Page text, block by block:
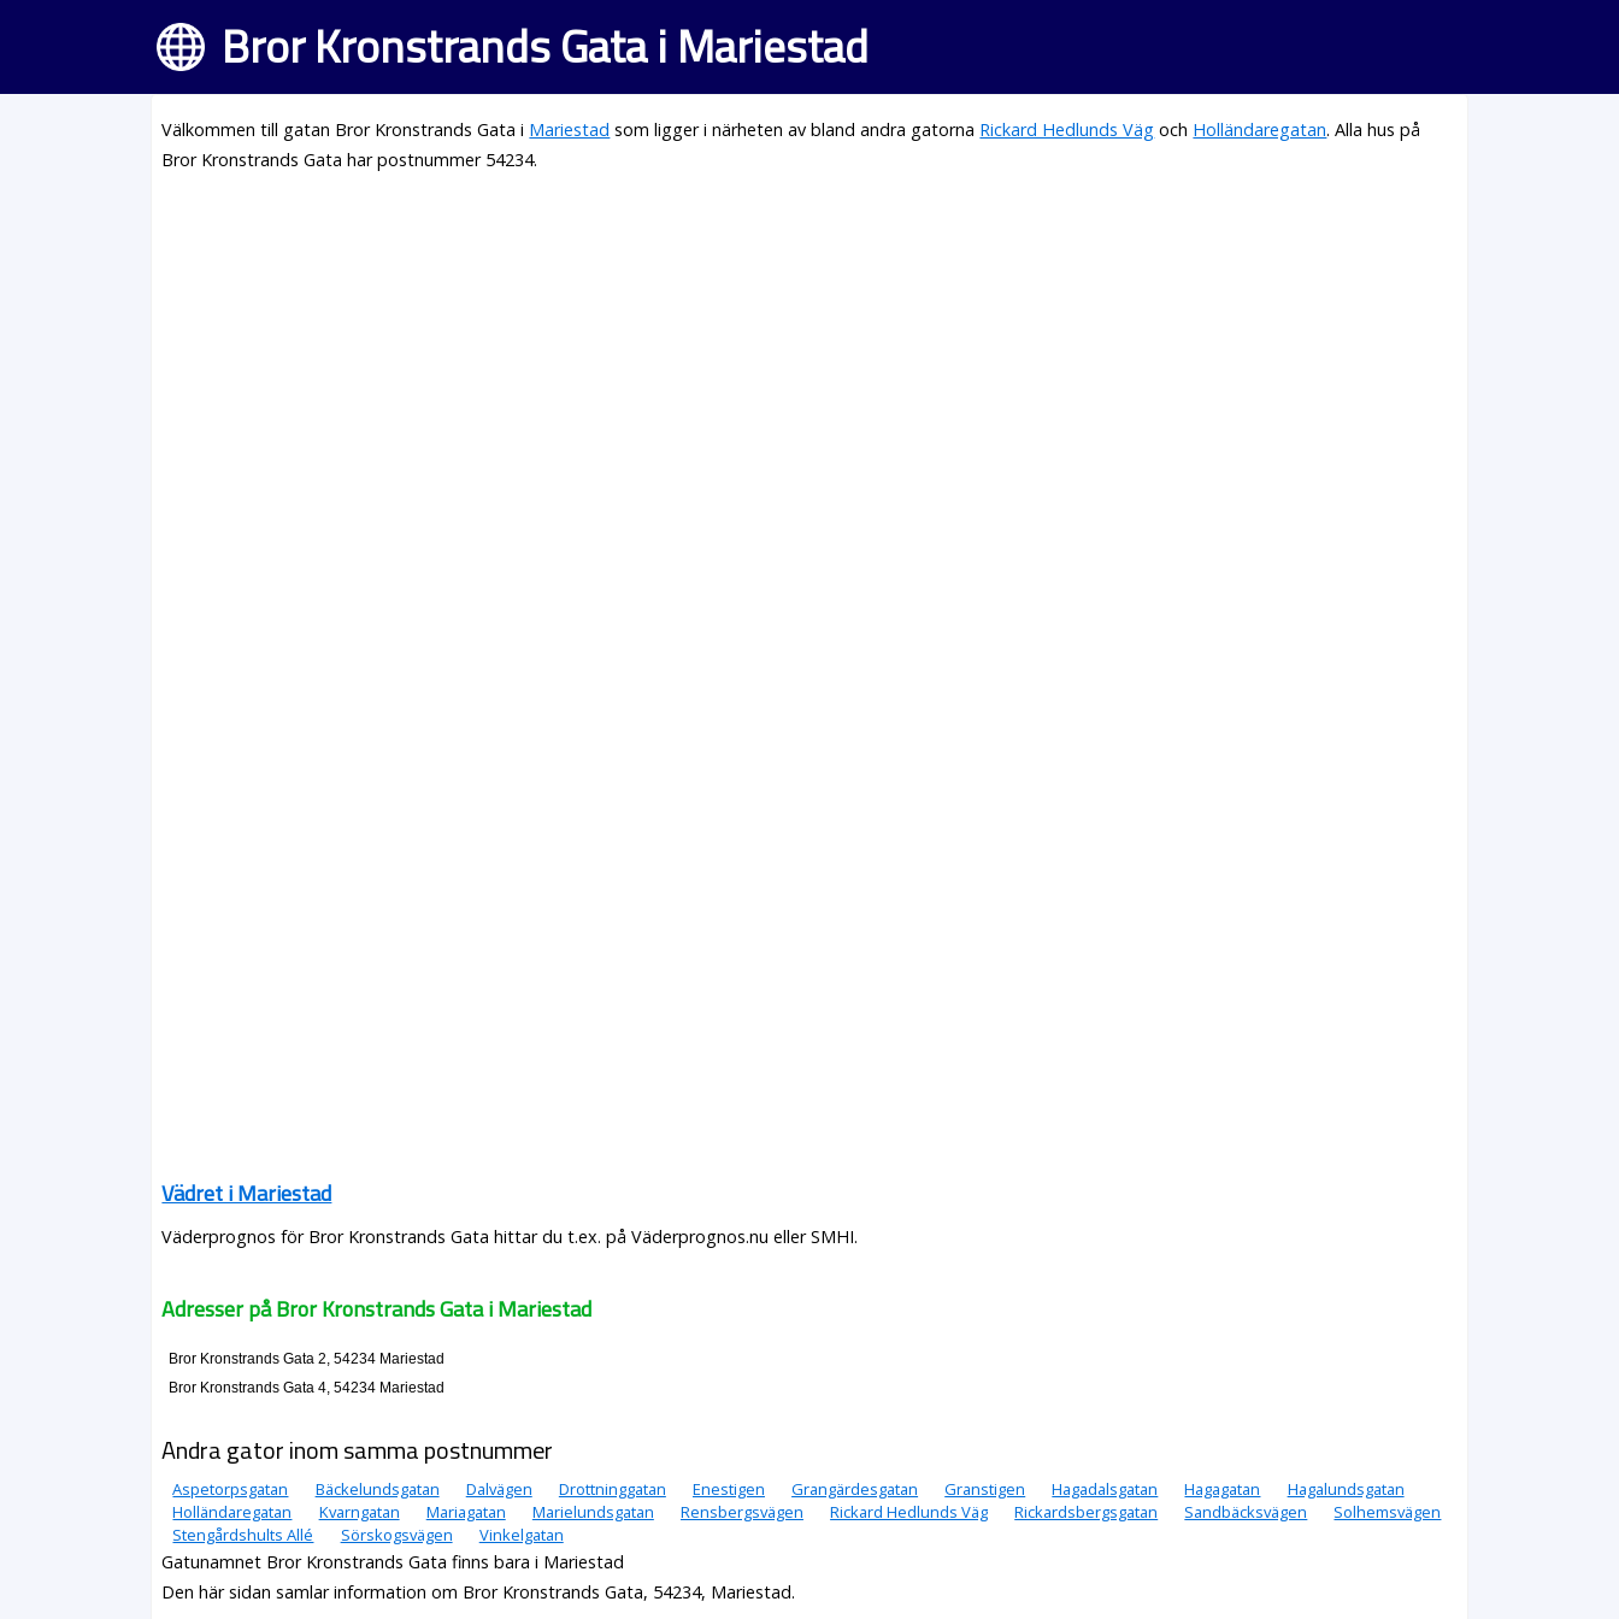
Bror Kronstrands Gata i Mariestad
Välkommen till gatan Bror Kronstrands Gata i Mariestad som ligger i närheten av bland andra gatorna Rickard Hedlunds Väg och Holländaregatan. Alla hus på
Bror Kronstrands Gata har postnummer 54234.
Vädret i Mariestad
Väderprognos för Bror Kronstrands Gata hittar du t.ex. på Väderprognos.nu eller SMHI.
Adresser på Bror Kronstrands Gata i Mariestad
Bror Kronstrands Gata 2, 54234 Mariestad
Bror Kronstrands Gata 4, 54234 Mariestad
Andra gator inom samma postnummer
Aspetorpsgatan Bäckelundsgatan Dalvägen Drottninggatan Enestigen Grangärdesgatan Granstigen Hagadalsgatan Hagagatan
Hagalundsgatan
Holländaregatan
Kvarngatan Mariagatan Marielundsgatan Rensbergsvägen Rickard Hedlunds Väg Rickardsbergsgatan Sandbäcksvägen
Solhemsvägen
Stengårdshults Allé
Sörskogsvägen Vinkelgatan
Gatunamnet Bror Kronstrands Gata finns bara i Mariestad
Den här sidan samlar information om Bror Kronstrands Gata, 54234, Mariestad.